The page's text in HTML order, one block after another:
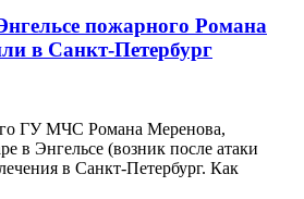
пожарного Романа
в Санкт-Петербург
ГУ МЧС Романа Меренова,
в Энгельсе (возник после атаки
в Санкт-Петербург. Как